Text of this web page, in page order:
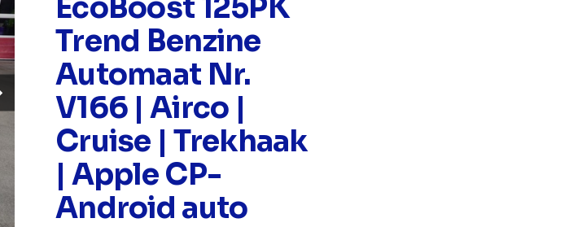
EcoBoost 125PK
Trend Benzine
Automaat Nr.
V166 | Airco |
Cruise | Trekhaak
| Apple CP-
Android auto